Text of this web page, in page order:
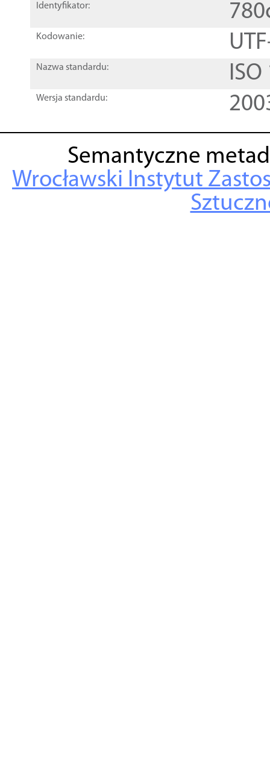
Identyfikator:
Kodowanie:
Nazwa standardu:
Wersja standardu:
Semantyczne
Wrocławski Instytut